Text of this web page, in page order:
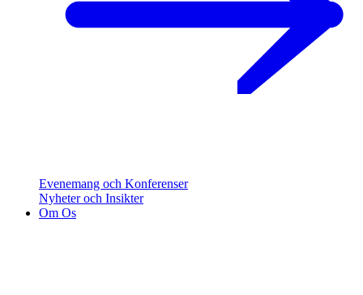
Evenemang och Konferenser
Nyheter och Insikter
Om Os